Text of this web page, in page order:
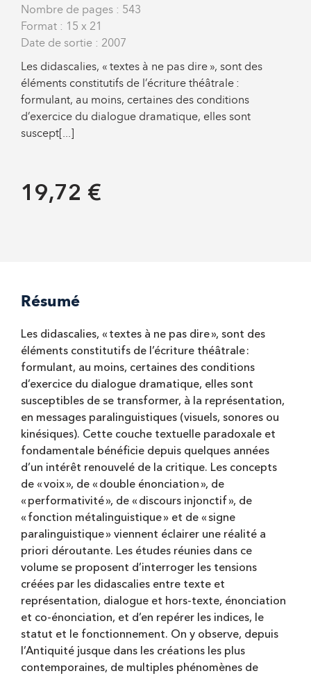
Nombre de pages : 543
Format : 15 x 21
Date de sortie : 2007
Les didascalies, « textes à ne pas dire », sont des
éléments constitutifs de l’écriture théâtrale :
formulant, au moins, certaines des conditions
d’exercice du dialogue dramatique, elles sont
suscept[...]
19,72 €
Résumé
Les didascalies, « textes à ne pas dire », sont des
éléments constitutifs de l’écriture théâtrale :
formulant, au moins, certaines des conditions
d’exercice du dialogue dramatique, elles sont
susceptibles de se transformer, à la représentation,
en messages paralinguistiques (visuels, sonores ou
kinésiques). Cette couche textuelle paradoxale et
fondamentale bénéficie depuis quelques années
d’un intérêt renouvelé de la critique. Les concepts
de « voix », de « double énonciation », de
« performativité », de « discours injonctif », de
« fonction métalinguistique » et de « signe
paralinguistique » viennent éclairer une réalité a
priori déroutante. Les études réunies dans ce
volume se proposent d’interroger les tensions
créées par les didascalies entre texte et
représentation, dialogue et hors-texte, énonciation
et co-énonciation, et d’en repérer les indices, le
statut et le fonctionnement. On y observe, depuis
l’Antiquité jusque dans les créations les plus
contemporaines, de multiples phénomènes de